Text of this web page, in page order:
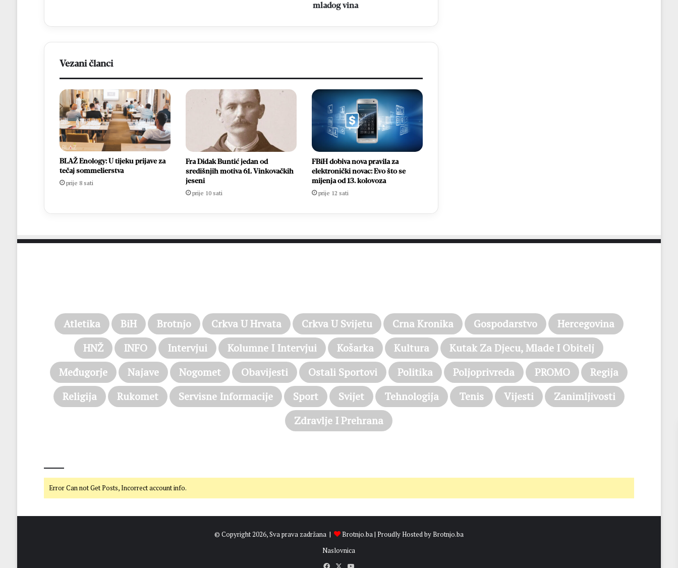
vina
mladog vina
Vezani članci
BLAŽ Enology: U tijeku prijave za
tečaj sommelierstva
prije 8 sati
Fra Didak Buntić jedan od
središnjih motiva 61. Vinkovačkih
jeseni
prije 10 sati
FBiH dobiva nova pravila za
elektronički novac: Evo što se
mijenja od 13. kolovoza
prije 12 sati
Atletika BiH Brotnjo Crkva U Hrvata Crkva U Svijetu Crna Kronika Gospodarstvo
Hercegovina
HNŽ
INFO Intervjui Kolumne I Intervjui Košarka Kultura
Kutak Za Djecu, Mlade I Obitelj
Međugorje
Najave Nogomet Obavijesti Ostali Sportovi Politika Poljoprivreda PROMO
Regija
Religija
Rukomet Servisne Informacije Sport Svijet Tehnologija Tenis Vijesti
Zanimljivosti
Zdravlje I Prehrana
Error Can not Get Posts, Incorrect account info.
© Copyright 2026, Sva prava zadržana | Brotnjo.ba| Proudly Hosted byBrotnjo.ba
Naslovnica
FacebookYouTube